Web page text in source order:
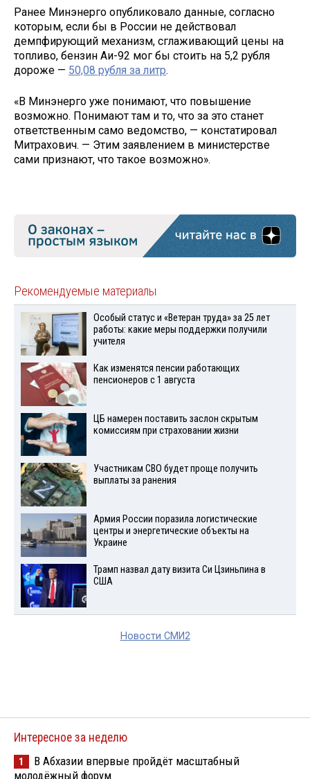
Ранее Минэнерго опубликовало данные, согласно
которым, если бы в России не действовал
демпфирующий механизм, сглаживающий цены на
топливо, бензин Аи-92 мог бы стоить на 5,2 рубля
дороже — 50,08 рубля за литр.
«В Минэнерго уже понимают, что повышение
возможно. Понимают там и то, что за это станет
ответственным само ведомство, — констатировал
Митрахович. — Этим заявлением в министерстве
сами признают, что такое возможно».
Рекомендуемые материалы
Особый статус и «Ветеран труда» за 25 лет
работы: какие меры поддержки получили
учителя
Как изменятся пенсии работающих
пенсионеров с 1 августа
ЦБ намерен поставить заслон скрытым
комиссиям при страховании жизни
Участникам СВО будет проще получить
выплаты за ранения
Армия России поразила логистические
центры и энергетические объекты на
Украине
Трамп назвал дату визита Си Цзиньпина в
США
Новости СМИ2
Интересное за неделю
1
В Абхазии впервые пройдёт масштабный
молодёжный форум